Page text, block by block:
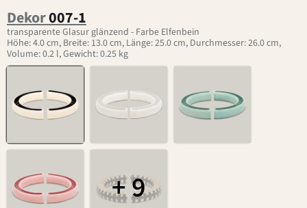
Dekor007-1
transparente Glasur glänzend - Farbe Elfenbein
Höhe: 4.0 cm, Breite: 13.0 cm, Länge: 25.0 cm, Durchmesser: 26.0 cm,
Volume: 0.2 l, Gewicht: 0.25 kg
+ 9